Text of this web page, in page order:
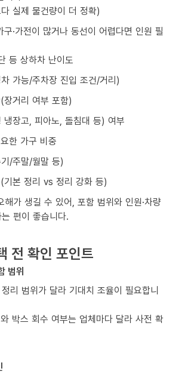
실제 물건량이 더 정확)
·가전이 많거나 동선이 어렵다면 인원 필
등 상하차 난이도
가능/주차장 진입 조건/거리)
장거리 여부 포함)
냉장고, 피아노, 돌침대 등) 여부
한 가구 비중
/주말/월말 등)
기본 정리 vs 정리 강화 등)
해가 생길 수 있어, 포함 범위와 인원·차량
편이 좋습니다.
전 확인 포인트
범위
리 범위가 달라 기대치 조율이 필요합니
박스 회수 여부는 업체마다 달라 사전 확